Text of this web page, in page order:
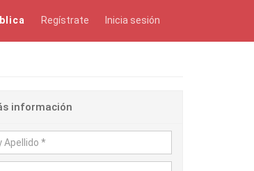
Regístrate Inicia sesión
información